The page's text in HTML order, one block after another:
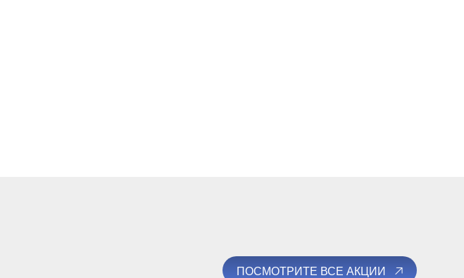
ПОСМОТРИТЕ ВСЕ АКЦИИ